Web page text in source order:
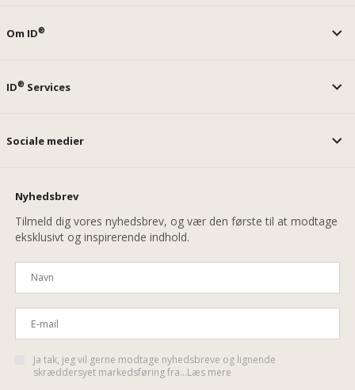
Om ID®
ID® Services
Sociale medier
Nyhedsbrev
Tilmeld dig vores nyhedsbrev, og vær den første til at modtage
eksklusivt og inspirerende indhold.
Ja tak, jeg vil gerne modtage nyhedsbreve og lignende
skræddersyet markedsføring fra...Læs mere